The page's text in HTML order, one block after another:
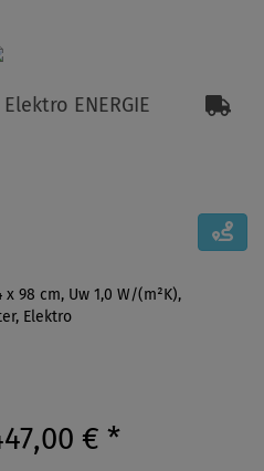
ENERGIE
98 cm, Uw 1,0 W/(m²K),
Elektro
€ *